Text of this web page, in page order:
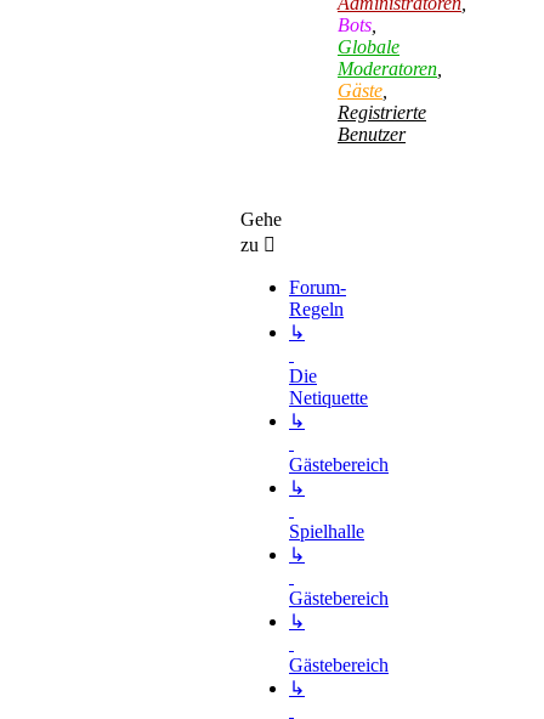
Bots
Globale
Moderatoren
Gäste
Registrierte
Benutzer
Gehe
zu
Forum-
Regeln
↳
Die
Netiquette
↳
Gästebereich
↳
Spielhalle
↳
Gästebereich
↳
Gästebereich
↳